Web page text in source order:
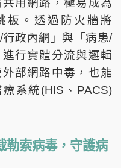
用網路，極易成為
板。透過防火牆將
/行政內網」與「病患/
行實體分流與邏輯
部網路中毒，也能
系統(HIS、PACS)
勒索病毒，守護病